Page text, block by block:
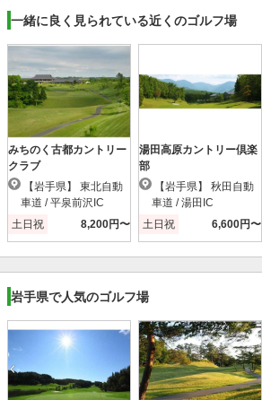
一緒に良く見られている近くのゴルフ場
みちのく古都カントリー
クラブ
車道 / 平泉前沢IC
土日祝
8,200円〜
湯田高原カントリー倶楽
部
車道 / 湯田IC
土日祝
6,600円〜
岩手県で人気のゴルフ場